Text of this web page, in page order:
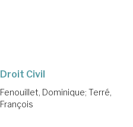
Droit Civil
Fenouillet, Dominique; Terré,
François